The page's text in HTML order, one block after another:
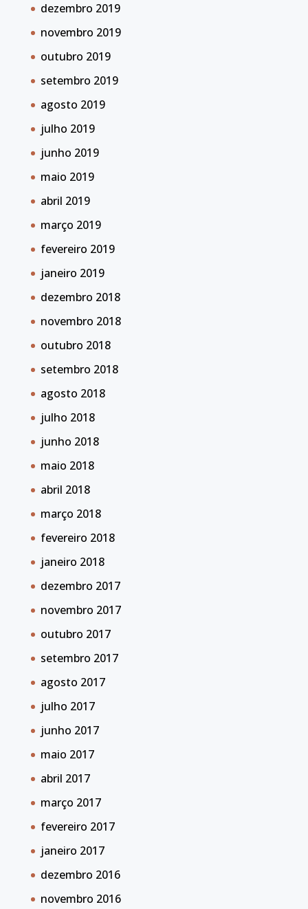
dezembro 2019
novembro 2019
outubro 2019
setembro 2019
agosto 2019
julho 2019
junho 2019
maio 2019
abril 2019
março 2019
fevereiro 2019
janeiro 2019
dezembro 2018
novembro 2018
outubro 2018
setembro 2018
agosto 2018
julho 2018
junho 2018
maio 2018
abril 2018
março 2018
fevereiro 2018
janeiro 2018
dezembro 2017
novembro 2017
outubro 2017
setembro 2017
agosto 2017
julho 2017
junho 2017
maio 2017
abril 2017
março 2017
fevereiro 2017
janeiro 2017
dezembro 2016
novembro 2016